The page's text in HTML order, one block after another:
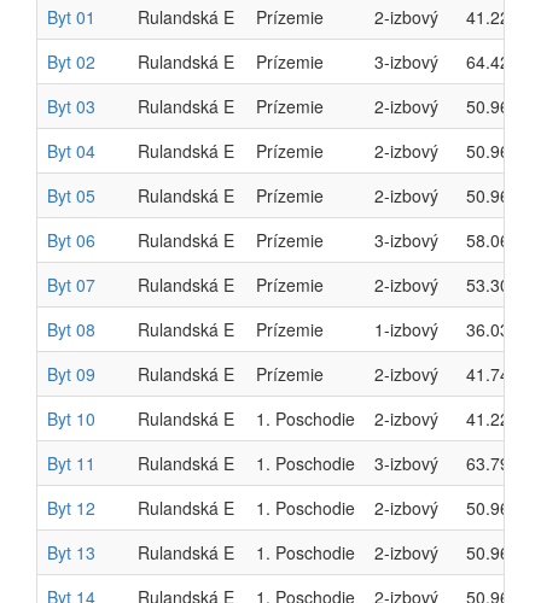
Byt 01
Rulandská E Prízemie 2-izbový
41.22 m²
Byt 02
Rulandská E Prízemie 3-izbový
64.42 m²
Byt 03
Rulandská E Prízemie 2-izbový
50.96 m²
Byt 04
Rulandská E Prízemie 2-izbový
50.96 m²
Byt 05
Rulandská E Prízemie 2-izbový
50.96 m²
Byt 06
Rulandská E Prízemie 3-izbový
58.06 m²
Byt 07
Rulandská E Prízemie 2-izbový
53.30 m²
Byt 08
Rulandská E Prízemie 1-izbový
36.03 m²
Byt 09
Rulandská E Prízemie 2-izbový
41.74 m²
Byt 10
Rulandská E 1. Poschodie 2-izbový
41.22 m²
Byt 11
Rulandská E 1. Poschodie 3-izbový
63.79 m²
Byt 12
Rulandská E 1. Poschodie 2-izbový
50.96 m²
Byt 13
Rulandská E 1. Poschodie 2-izbový
50.96 m²
Byt 14
Rulandská E 1. Poschodie 2-izbový
50.96 m²